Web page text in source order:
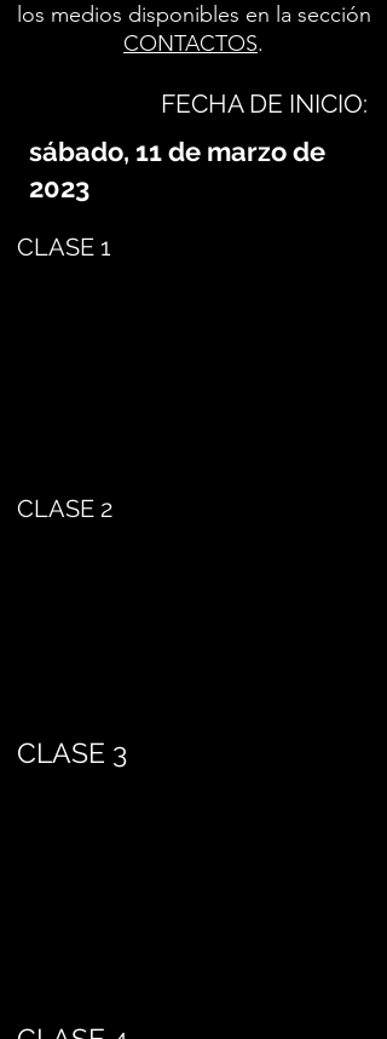
los medios disponibles en la sección
CONTACTOS.
FECHA DE INICIO:
sábado, 11 de marzo de
2023
CLASE 1
CLASE 2
CLASE 3